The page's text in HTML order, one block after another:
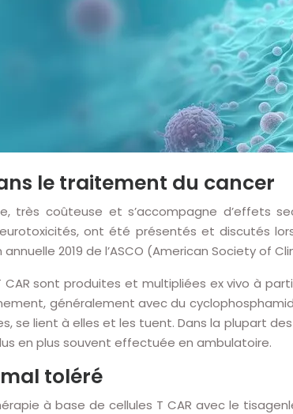
le traitement du cancer
très coûteuse et s’accompagne d’effets
ont été présentés et discutés
2019 de l’ASCO (American Society of
CAR sont produites et multipliées ex vivo à
généralement avec du
se lient à elles et les tuent. Dans la plupart
en plus souvent effectuée en ambulatoire.
toléré
à base de cellules T CAR avec le